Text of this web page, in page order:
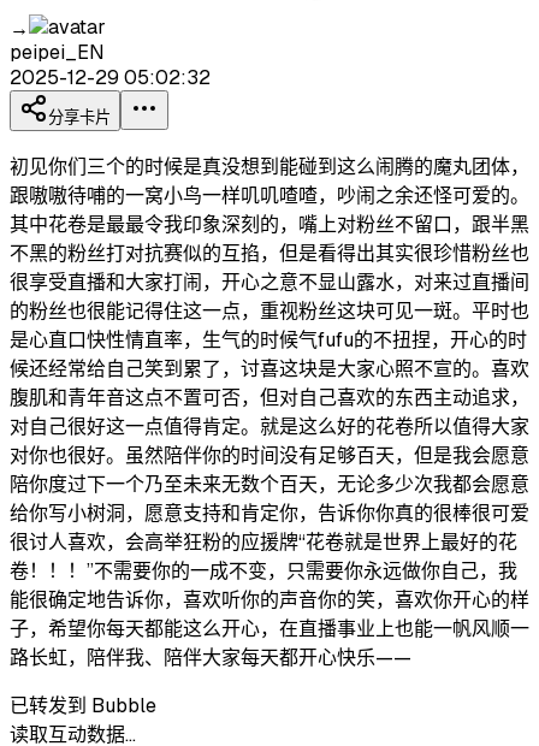
→
peipei_EN
2025-12-29 05:02:32
分享卡片
初见你们三个的时候是真没想到能碰到这么闹腾的魔丸团体，
跟嗷嗷待哺的一窝小鸟一样叽叽喳喳，吵闹之余还怪可爱的。
其中花卷是最最令我印象深刻的，嘴上对粉丝不留口，跟半黑
不黑的粉丝打对抗赛似的互掐，但是看得出其实很珍惜粉丝也
很享受直播和大家打闹，开心之意不显山露水，对来过直播间
的粉丝也很能记得住这一点，重视粉丝这块可见一斑。平时也
是心直口快性情直率，生气的时候气fufu的不扭捏，开心的时
候还经常给自己笑到累了，讨喜这块是大家心照不宣的。喜欢
腹肌和青年音这点不置可否，但对自己喜欢的东西主动追求，
对自己很好这一点值得肯定。就是这么好的花卷所以值得大家
对你也很好。虽然陪伴你的时间没有足够百天，但是我会愿意
陪你度过下一个乃至未来无数个百天，无论多少次我都会愿意
给你写小树洞，愿意支持和肯定你，告诉你你真的很棒很可爱
很讨人喜欢，会高举狂粉的应援牌“花卷就是世界上最好的花
卷！！！”不需要你的一成不变，只需要你永远做你自己，我
能很确定地告诉你，喜欢听你的声音你的笑，喜欢你开心的样
子，希望你每天都能这么开心，在直播事业上也能一帆风顺一
路长虹，陪伴我、陪伴大家每天都开心快乐——
已转发到 Bubble
读取互动数据…